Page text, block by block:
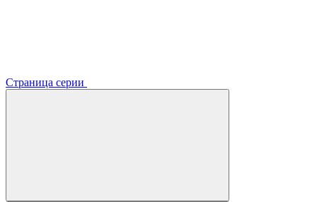
Страница серии